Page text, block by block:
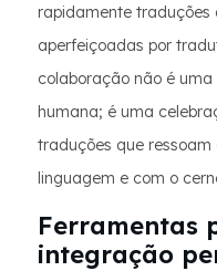
rapidamente traduções
aperfeiçoadas por
colaboração não é
humana; é uma
traduções que
linguagem e com o
Ferramentas
integração